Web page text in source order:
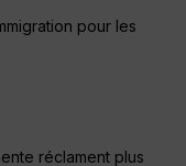
pour les
réclament plus